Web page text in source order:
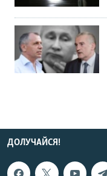
ДОЛУЧАЙСЯ!